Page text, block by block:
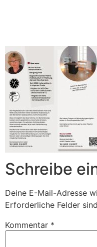
Flyer-1-
Schreibe
Deine E-Mail-Adresse
Erforderliche Felder
Kommentar *